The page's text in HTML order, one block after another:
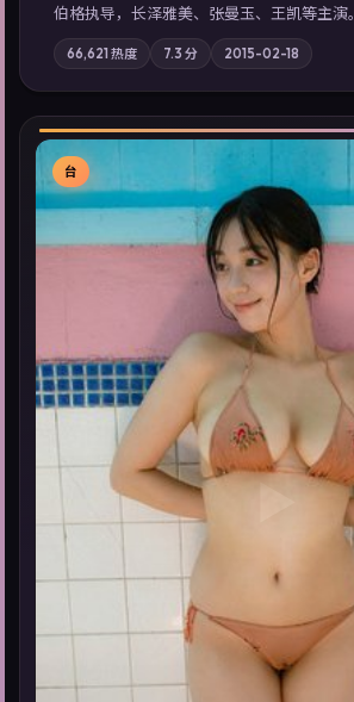
伯格执导，长泽雅美、张曼玉、王凯等主
主轴，亲情与职责必须在倒计时结束前做出
化地域气质；站内亦可通过「国产免费观看
延展检索同类型高分佳作，畅享高清在线追
66,621 热度 7.3 分 2015-02-18
▶
台